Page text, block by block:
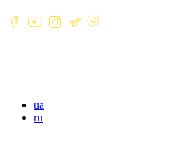
ua
ru